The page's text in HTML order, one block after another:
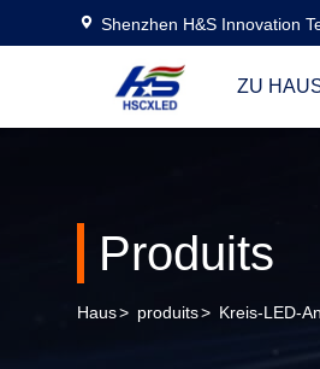
Shenzhen H&S Innovation
ZU
Produits
Haus> produits> Kreis-LED-